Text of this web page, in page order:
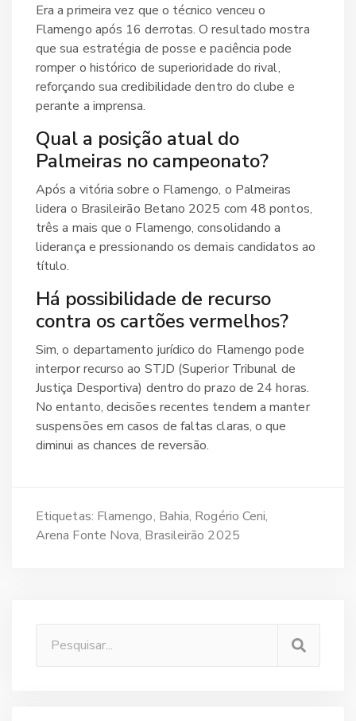
Era a primeira vez que o técnico venceu o
Flamengo após 16 derrotas. O resultado mostra
que sua estratégia de posse e paciência pode
romper o histórico de superioridade do rival,
reforçando sua credibilidade dentro do clube e
perante a imprensa.
Qual a posição atual do
Palmeiras no campeonato?
Após a vitória sobre o Flamengo, o Palmeiras
lidera o Brasileirão Betano 2025 com 48 pontos,
três a mais que o Flamengo, consolidando a
liderança e pressionando os demais candidatos ao
título.
Há possibilidade de recurso
contra os cartões vermelhos?
Sim, o departamento jurídico do Flamengo pode
interpor recurso ao STJD (Superior Tribunal de
Justiça Desportiva) dentro do prazo de 24 horas.
No entanto, decisões recentes tendem a manter
suspensões em casos de faltas claras, o que
diminui as chances de reversão.
Etiquetas: Flamengo Bahia Rogério Ceni
Arena Fonte Nova Brasileirão 2025